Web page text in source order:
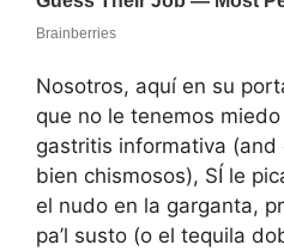
Nosotros, aquí en su
que no le tenemos
gastritis informativa (and
bien chismosos), SÍ le
el nudo en la garganta,
pa’l susto (o el tequila